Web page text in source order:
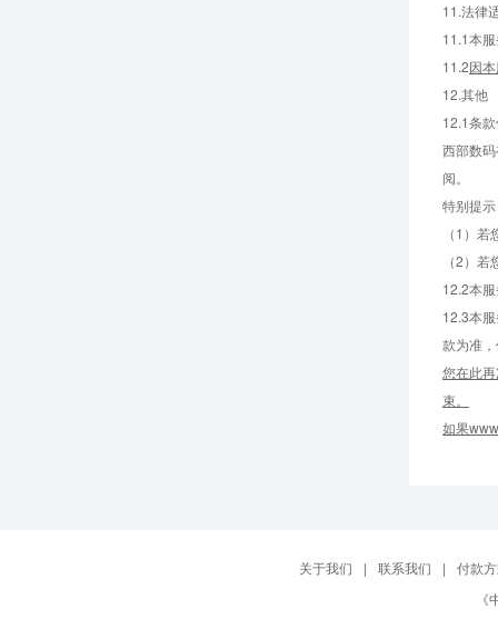
11.法律
11.1本
11.2因
12.其他
12.1条
西部数
阅。
特别提
（1）
（2）
12.2本
12.3本
款为准
您在此
束。
如果
关于我们 | 联系我们 |
付款